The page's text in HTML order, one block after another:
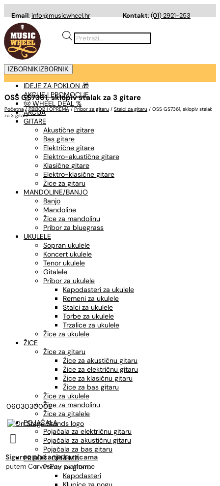
Email:info@musicwheel.hr Kontakt:(01) 2921-253
Products
search
IZBORNIK IZBORNIK
IDEJE ZA POKLON 🎁
AKCIJE I PROMOCIJE
🤠 WHEEL DEAL %
AKCIJA
GITARE
Akustične gitare
Bas gitare
Električne gitare
Elektro-akustične gitare
Klasične gitare
Elektro-klasične gitare
Žice za gitaru
MANDOLINE/BANJO
Banjo
Mandoline
Žice za mandolinu
Pribor za bluegrass
UKULELE
Sopran ukulele
Koncert ukulele
Tenor ukulele
Gitalele
Pribor za ukulele
Kapodasteri za ukulele
Remeni za ukulele
Stalci za ukulele
Torbe za ukulele
Trzalice za ukulele
Žice za ukulele
ŽICE
Žice za gitaru
Žice za akustičnu gitaru
Žice za električnu gitaru
Žice za klasičnu gitaru
Žice za bas gitaru
Žice za ukulele
Žice za mandolinu
Žice za gitalele
POJAČALA
Pojačala za električnu gitaru
Pojačala za akustičnu gitaru
Pojačala za bas gitaru
PRIBOR I OPREMA
Pribor za gitaru
Kapodasteri
OSS GS7361, sklopiv stalak za 3 gitare
Početna / PRIBOR I OPREMA / Pribor za gitaru / Stalci za gitaru / OSS GS7361, sklopiv stalak
za 3 gitare
0603030002

Sigurno plaćanje karticama
putem CorvusPay platforme